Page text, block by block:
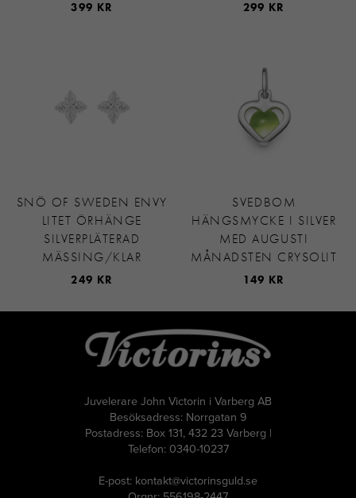
399 KR 299 KR
SNÖ OF SWEDEN ENVY
LITET ÖRHÄNGE
SILVERPLÄTERAD
MÄSSING/KLAR
249 KR
SVEDBOM
HÄNGSMYCKE I SILVER
MED AUGUSTI
MÅNADSTEN CRYSOLIT
149 KR
Juvelerare John Victorin i Varberg AB
Besöksadress: Norrgatan 9
Postadress: Box 131, 432 23 Varberg |
Telefon: 0340-10237
E-post: kontakt@victorinsguld.se